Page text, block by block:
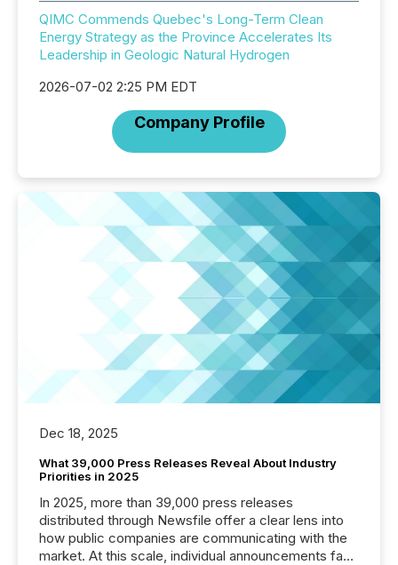
QIMC Commends Quebec's Long-Term Clean
Energy Strategy as the Province Accelerates Its
Leadership in Geologic Natural Hydrogen
2026-07-02 2:25 PM EDT
Company Profile
Dec 18, 2025
What 39,000 Press Releases Reveal About Industry
Priorities in 2025
In 2025, more than 39,000 press releases
distributed through Newsfile offer a clear lens into
how public companies are communicating with the
market. At this scale, individual announcements fade